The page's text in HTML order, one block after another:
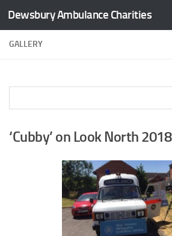
Skip to content
Dewsbury Ambulance Charities
GALLERY
‘Cubby’ on Look North 2018